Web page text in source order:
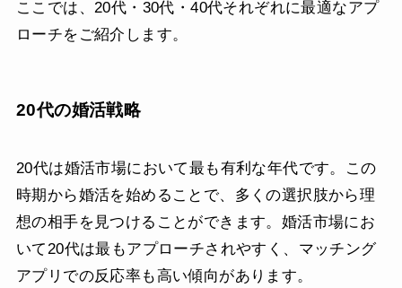
ここでは、20代・30代・40代それぞれに最適なアプ
ローチをご紹介します。
20代の婚活戦略
20代は婚活市場において最も有利な年代です。この
時期から婚活を始めることで、多くの選択肢から理
想の相手を見つけることができます。婚活市場にお
いて20代は最もアプローチされやすく、マッチング
アプリでの反応率も高い傾向があります。